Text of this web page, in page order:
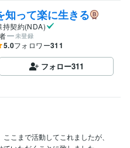
知って楽に生きる
持契約(NDA)
未登録
5.0フォロワー311
フォロー311
こまで活動してこれましたが、